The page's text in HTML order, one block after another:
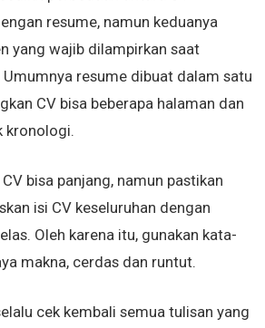
resume, namun keduanya
yang wajib dilampirkan saat
resume dibuat dalam satu
CV bisa beberapa halaman dan
kronologi.
bisa panjang, namun pastikan
isi CV keseluruhan dengan
Oleh karena itu, gunakan kata-
makna, cerdas dan runtut.
cek kembali semua tulisan yang